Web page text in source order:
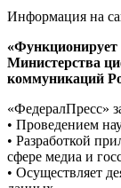
Адрес для
127018, Россия, г.
Тел.+7(499) 112-
«ФедералПресс»
происшествия,
регионов РФ
Информационное
связи,